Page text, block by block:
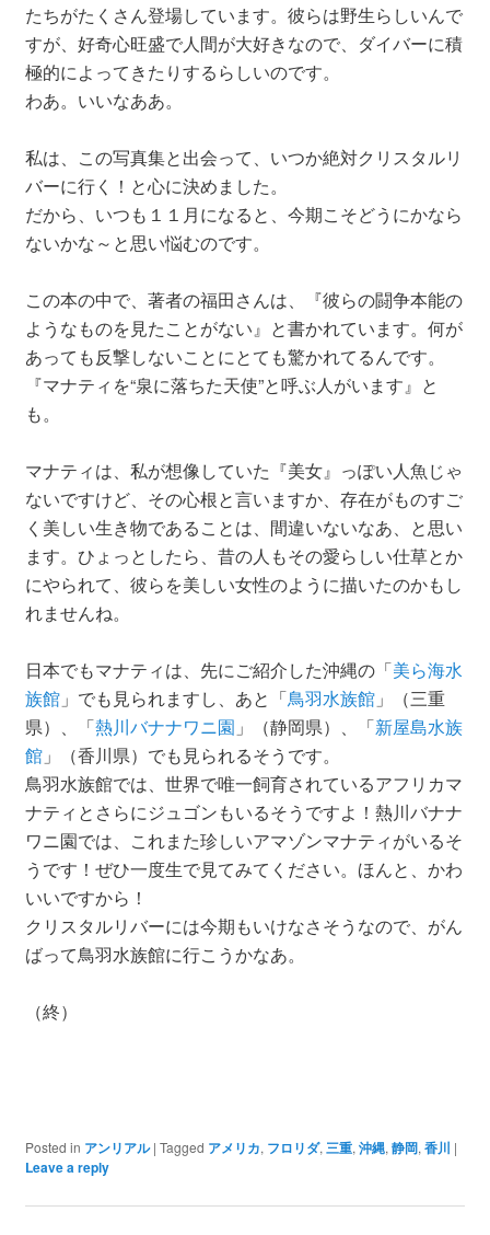
たちがたくさん登場しています。彼らは野生らしいんで
すが、好奇心旺盛で人間が大好きなので、ダイバーに積
極的によってきたりするらしいのです。
わあ。いいなああ。
私は、この写真集と出会って、いつか絶対クリスタルリ
バーに行く！と心に決めました。
だから、いつも１１月になると、今期こそどうにかなら
ないかな～と思い悩むのです。
この本の中で、著者の福田さんは、『彼らの闘争本能の
ようなものを見たことがない』と書かれています。何が
あっても反撃しないことにとても驚かれてるんです。
『マナティを“泉に落ちた天使”と呼ぶ人がいます』と
も。
マナティは、私が想像していた『美女』っぽい人魚じゃ
ないですけど、その心根と言いますか、存在がものすご
く美しい生き物であることは、間違いないなあ、と思い
ます。ひょっとしたら、昔の人もその愛らしい仕草とか
にやられて、彼らを美しい女性のように描いたのかもし
れませんね。
日本でもマナティは、先にご紹介した沖縄の「美ら海水
族館」でも見られますし、あと「鳥羽水族館」（三重
県）、「熱川バナナワニ園 」（静岡県）、「新屋島水族
館」（香川県）でも見られるそうです。
鳥羽水族館では、世界で唯一飼育されているアフリカマ
ナティとさらにジュゴンもいるそうですよ！熱川バナナ
ワニ園では、これまた珍しいアマゾンマナティがいるそ
うです！ぜひ一度生で見てみてください。ほんと、かわ
いいですから！
クリスタルリバーには今期もいけなさそうなので、がん
ばって鳥羽水族館に行こうかなあ。
（終）
Posted in アンリアル | Tagged アメリカ, フロリダ, 三重, 沖縄, 静岡, 香川 |
Leave a reply